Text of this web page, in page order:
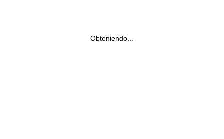
Obteniendo...